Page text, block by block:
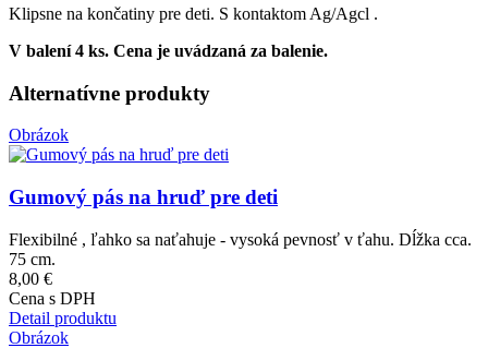
Klipsne na končatiny pre deti. S kontaktom Ag/Agcl .
V balení 4 ks. Cena je uvádzaná za balenie.
Alternatívne produkty
Obrázok
Gumový pás na hruď pre deti
Flexibilné , ľahko sa naťahuje - vysoká pevnosť v ťahu. Dĺžka cca.
75 cm.
8,00 €
Cena s DPH
Detail produktu
Obrázok